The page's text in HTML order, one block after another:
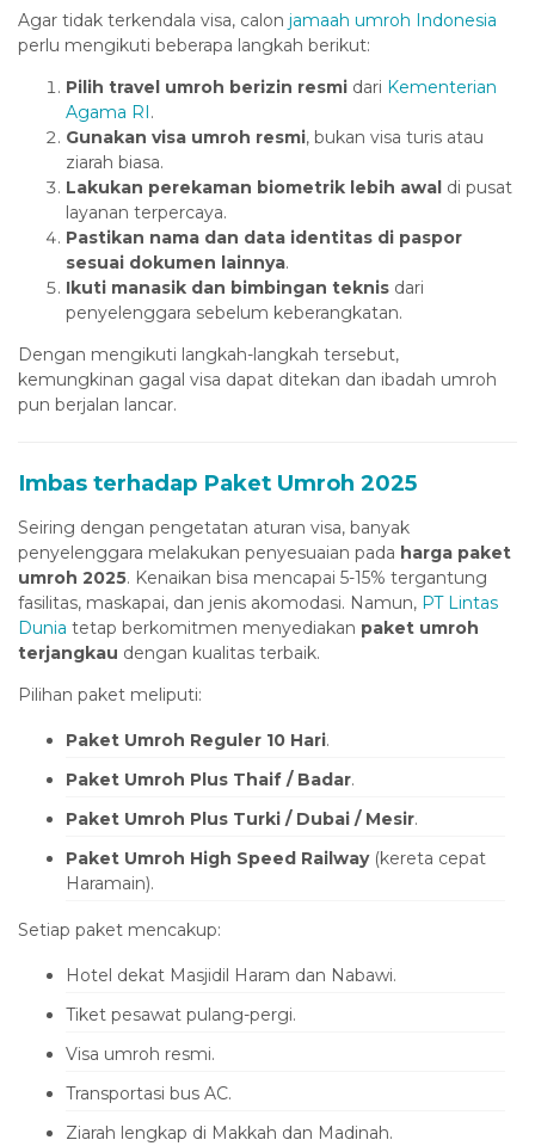
Panel
satın al
Panel
Panel
Panel
Panel
Panel
Panel
panel
sakarya
bonusu
bonusu
bonusu
bonusu
Agar tidak terkendala visa, calon jamaah umroh Indonesia
perlu mengikuti beberapa langkah berikut:
Pilih travel umroh berizin resmi dari Kementerian
Agama RI .
Gunakan visa umroh resmi, bukan visa turis atau
ziarah biasa.
Lakukan perekaman biometrik lebih awal di pusat
layanan terpercaya.
Pastikan nama dan data identitas di paspor
sesuai dokumen lainnya.
Ikuti manasik dan bimbingan teknis dari
penyelenggara sebelum keberangkatan.
Dengan mengikuti langkah-langkah tersebut,
kemungkinan gagal visa dapat ditekan dan ibadah umroh
pun berjalan lancar.
Imbas terhadap Paket Umroh 2025
Seiring dengan pengetatan aturan visa, banyak
penyelenggara melakukan penyesuaian pada harga paket
umroh 2025. Kenaikan bisa mencapai 5-15% tergantung
fasilitas, maskapai, dan jenis akomodasi. Namun, PT Lintas
Dunia tetap berkomitmen menyediakan paket umroh
terjangkau dengan kualitas terbaik.
Pilihan paket meliputi:
Paket Umroh Reguler 10 Hari.
Paket Umroh Plus Thaif / Badar.
Paket Umroh Plus Turki / Dubai / Mesir.
Paket Umroh High Speed Railway(kereta cepat
Haramain).
Setiap paket mencakup:
Hotel dekat Masjidil Haram dan Nabawi.
Tiket pesawat pulang-pergi.
Visa umroh resmi.
Transportasi bus AC.
Ziarah lengkap di Makkah dan Madinah.